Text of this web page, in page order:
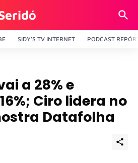
SIDY'S TV INTERNET PODCAST
a 28% e
Ciro lidera no
Datafolha